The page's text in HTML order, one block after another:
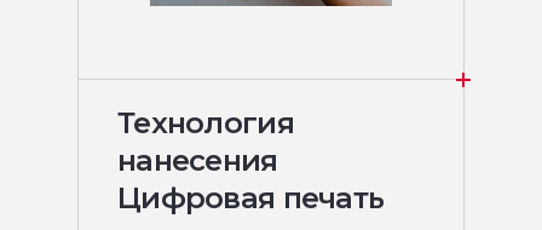
Технология
нанесения
Цифровая печать